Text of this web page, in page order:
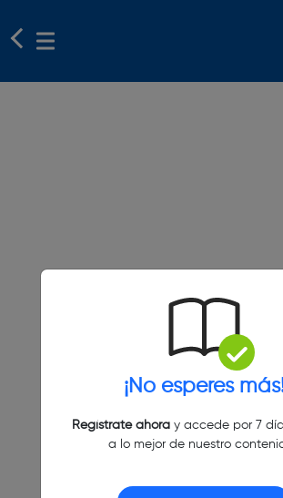
¡No esperes
Regístrate ahoray accede por 7
a lo mejor de nuestro